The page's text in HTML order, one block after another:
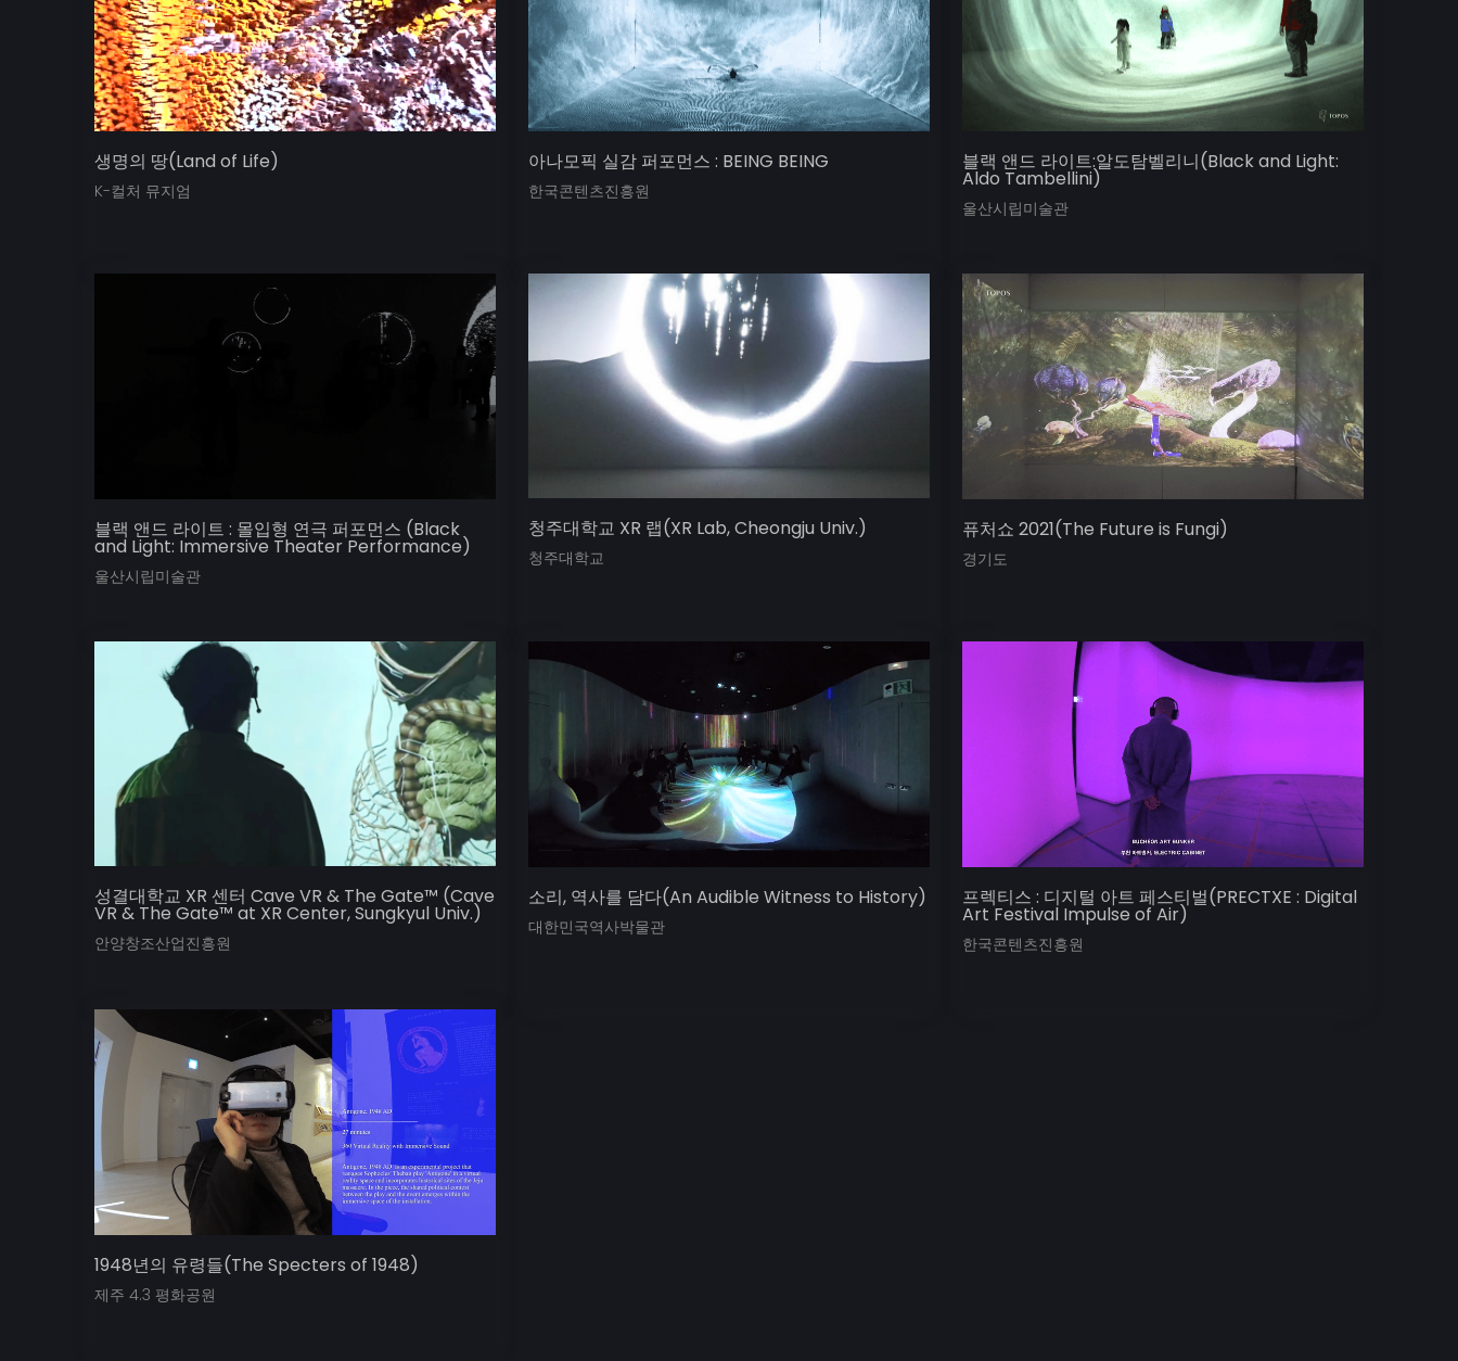
생명의 땅(Land of Life)
K-컬처 뮤지엄
아나모픽 실감 퍼포먼스 : BEING BEING
한국콘텐츠진흥원
블랙 앤드 라이트:알도탐벨리니(Black and Light:
Aldo Tambellini)
울산시립미술관
블랙 앤드 라이트 : 몰입형 연극 퍼포먼스 (Black
and Light: Immersive Theater Performance)
울산시립미술관
청주대학교 XR 랩(XR Lab, Cheongju Univ.)
청주대학교
퓨처쇼 2021(The Future is Fungi)
경기도
성결대학교 XR 센터 Cave VR & The Gate™ (Cave
VR & The Gate™ at XR Center, Sungkyul Univ.)
안양창조산업진흥원
소리, 역사를 담다(An Audible Witness to History)
대한민국역사박물관
프렉티스 : 디지털 아트 페스티벌(PRECTXE : Digital
Art Festival Impulse of Air)
한국콘텐츠진흥원
1948년의 유령들(The Specters of 1948)
제주 4.3 평화공원